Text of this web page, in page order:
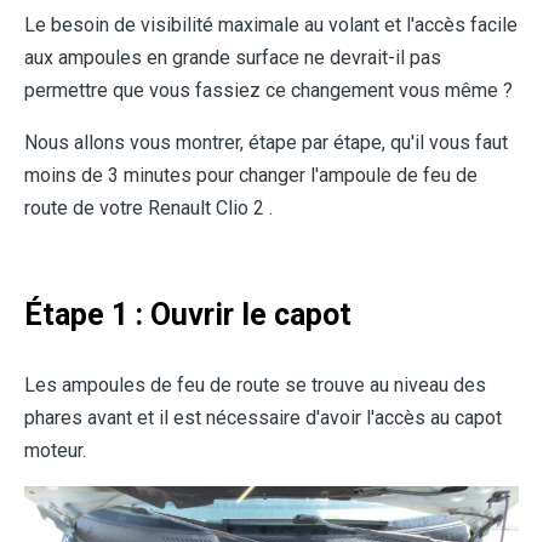
Le besoin de visibilité maximale au volant et l'accès facile
aux ampoules en grande surface ne devrait-il pas
permettre que vous fassiez ce changement vous même ?
Nous allons vous montrer, étape par étape, qu'il vous faut
moins de 3 minutes pour changer l'ampoule de feu de
route de votre Renault Clio 2 .
Étape 1 : Ouvrir le capot
Les ampoules de feu de route se trouve au niveau des
phares avant et il est nécessaire d'avoir l'accès au capot
moteur.